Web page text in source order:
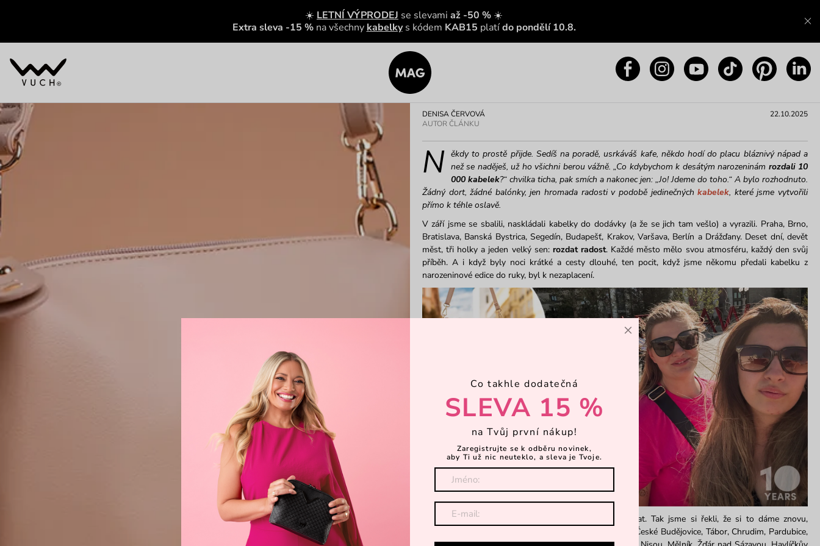
☀️ LETNÍ VÝPRODEJ se slevami až -50 % ☀️
Extra sleva -15 % na všechny kabelky s kódem KAB15 platído pondělí 10.8.
22.10.2025
DENISA ČERVOVÁ
AUTOR ČLÁNKU
N ěkdy to prostě přijde. Sedíš na poradě, usrkáváš kafe, někdo hodí do placu bláznivý nápad a
než se naděješ, už ho všichni berou vážně. „Co kdybychom k desátým narozeninám rozdali 10
000 kabelek?“ chvilka ticha, pak smích a nakonec jen: „Jo! Jdeme do toho.“ A bylo rozhodnuto.
Žádný dort, žádné balónky, jen hromada radosti v podobě jedinečnýchkabelek, které jsme vytvořili
přímo k téhle oslavě.
V září jsme se sbalili, naskládali kabelky do dodávky (a že se jich tam vešlo) a vyrazili. Praha, Brno,
Bratislava, Banská Bystrica, Segedín, Budapešť, Krakov, Varšava, Berlín a Drážďany. Deset dní, devět
měst, tři holky a jeden velký sen: rozdat radost. Každé město mělo svou atmosféru, každý den svůj
příběh. A i když byly noci krátké a cesty dlouhé, ten pocit, když jsme někomu předali kabelku z
narozeninové edice do ruky, byl k nezaplacení.
Jenže když jednou zažiješ tolik úsměvů, nechceš přestat. Tak jsme si řekli, že si to dáme znovu,
Český Krumlov, České Budějovice, Tábor, Chrudim, Pardubice,
×
Co takhle dodatečná
SLEVA 15 %
na Tvůj první nákup!
Zaregistrujte se k odběru novinek,
aby Ti už nic neuteklo, a sleva je Tvoje.